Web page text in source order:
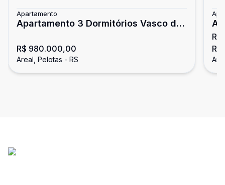
Apartamento
Apartamento 3 Dormitórios Vasco da
R$ 980.000,00
Areal, Pelotas - RS